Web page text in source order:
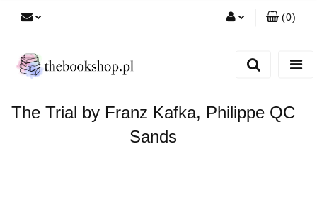
(0)
The Trial by Franz Kafka, Philippe QC
Sands